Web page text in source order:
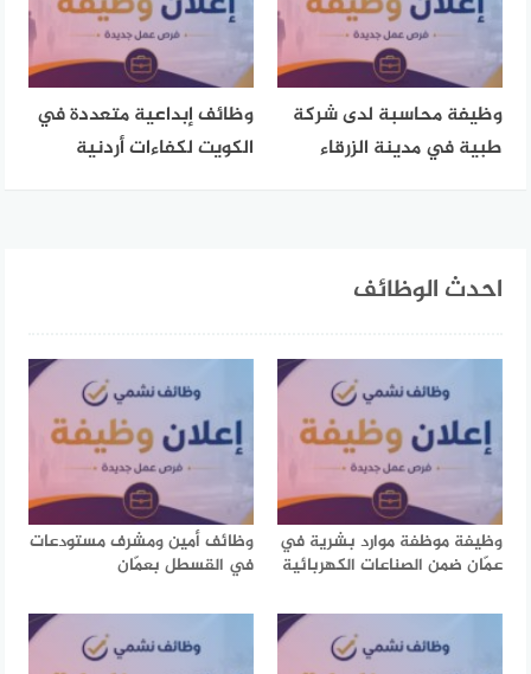
وظيفة محاسبة لدى شركة
طبية في مدينة الزرقاء
وظائف إبداعية متعددة في
الكويت لكفاءات أردنية
احدث الوظائف
وظيفة موظفة موارد بشرية في
عمّان ضمن الصناعات الكهربائية
وظائف أمين ومشرف مستودعات
في القسطل بعمّان